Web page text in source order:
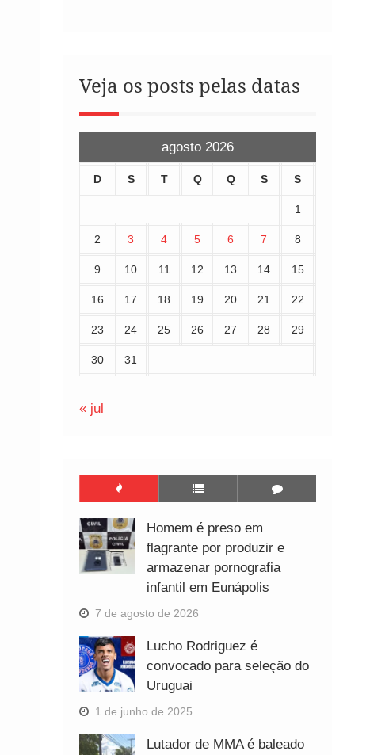
Veja os posts pelas datas
agosto 2026
D S T Q Q S S
1
2 3 4 5 6 7 8
9 10 11 12 13 14 15
16 17 18 19 20 21 22
23 24 25 26 27 28 29
30 31
« jul
Homem é preso em
flagrante por produzir e
armazenar pornografia
infantil em Eunápolis
7 de agosto de 2026
Lucho Rodriguez é
convocado para seleção do
Uruguai
1 de junho de 2025
Lutador de MMA é baleado